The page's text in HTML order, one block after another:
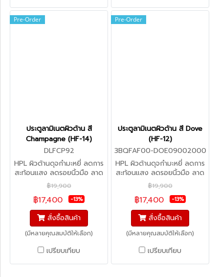
Pre-Order
ประตูลามิเนตผิวด้าน สี
Champagne (HF-14)
DLFCP92
HPL ผิวด้านดุจกำมะหยี่ ลดการ
สะท้อนแสง ลดรอยนิ้วมือ ลาด
การละสมแบคทีเรีย (สั่งผลิต)
฿19,900
฿17,400 -13%
สั่งซื้อสินค้า
(มีหลายคุณสมบัติให้เลือก)
เปรียบเทียบ
Pre-Order
ประตูลามิเนตผิวด้าน สี Dove
(HF-12)
3BQFAF00-DOE09002000
HPL ผิวด้านดุจกำมะหยี่ ลดการ
สะท้อนแสง ลดรอยนิ้วมือ ลาด
การละสมแบคทีเรีย (สั่งผลิต)
฿19,900
฿17,400 -13%
สั่งซื้อสินค้า
(มีหลายคุณสมบัติให้เลือก)
เปรียบเทียบ